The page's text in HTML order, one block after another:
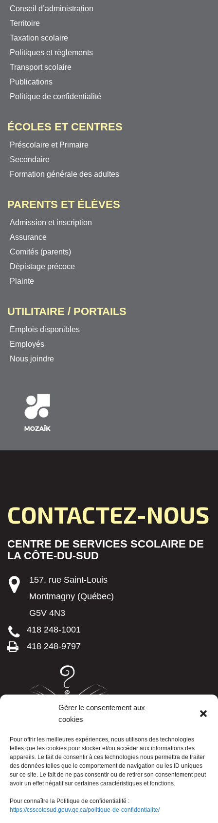
Gérer le consentement aux
cookies
Pour offrir les meilleures expériences, nous utilisons des technologies
telles que les cookies pour stocker et/ou accéder aux informations des
appareils. Le fait de consentir à ces technologies nous permettra de traiter
des données telles que le comportement de navigation ou les ID uniques
sur ce site. Le fait de ne pas consentir ou de retirer son consentement peut
avoir un effet négatif sur certaines caractéristiques et fonctions.
Pour connaître la Politique de confidentialité :
https://csscotesud.gouv.qc.ca/politique-de-confidentialite/
Conseil d’administration
Territoire
Taxation scolaire
Politiques et règlements
Transport scolaire
Publications
Politique de confidentialité
ÉCOLES ET CENTRES
Préscolaire et Primaire
Secondaire
Formation générale des adultes
PARENTS ET ÉLÈVES
Admission et inscription
Assurance
Comités (parents)
Dépistage précoce
Plainte
UTILITAIRE / PORTAILS
Emplois disponibles
Employés
Nous joindre
CONTACTEZ-NOUS
CENTRE DE SERVICES SCOLAIRE DE
LA CÔTE-DU-SUD
157, rue Saint-Louis
Montmagny (Québec)
G5V 4N3
418 248-1001
418 248-9797
LISTE TÉLÉPHONIQUE
Nous joindre